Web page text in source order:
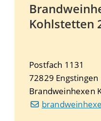
Kohlstetten
Brandweinhexen
Postfach 1131
72829 Engstingen